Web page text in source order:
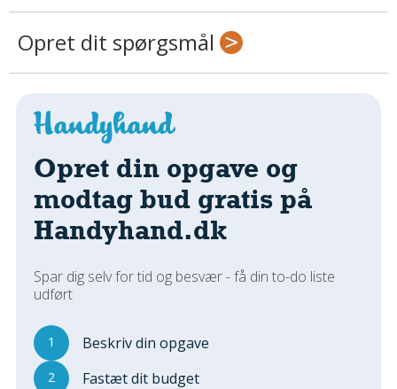
Om Værktøj
Udskiftning Og Montage
Om Materialer
Tips Og Tests
VVS
Montage Og Udskiftning
Reparation Og Vedligehold
Varme Og Energi
Andet
MALER
Indendørs
Udendørs
Opret dit spørgsmål
Opret din opgave og
modtag bud gratis på
Handyhand.dk
Spar dig selv for tid og besvær - få din to-do liste
udført
1 Beskriv din opgave
2 Fastæt dit budget